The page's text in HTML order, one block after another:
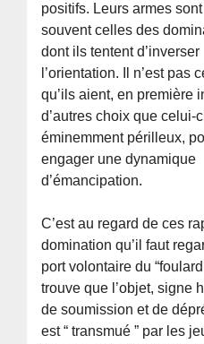
positifs. Leurs armes
souvent celles des
dont ils tentent d’inverser
l’orientation. Il n’est pas
qu’ils aient, en première
d’autres choix que celui-
éminemment périlleux,
engager une dynamique
d’émancipation.
C’est au regard de ces
domination qu’il faut
port volontaire du “foulard
trouve que l’objet, signe
de soumission et de
est “ transmué ” par les